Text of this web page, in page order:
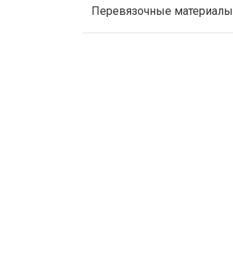
Перевязочные материалы